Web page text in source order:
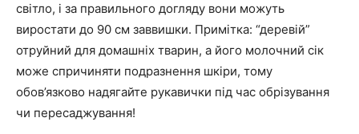
світло, і за правильного догляду вони можуть
виростати до 90 см заввишки. Примітка: “деревій”
отруйний для домашніх тварин, а його молочний сік
може спричиняти подразнення шкіри, тому
обов’язково надягайте рукавички під час обрізування
чи пересаджування!